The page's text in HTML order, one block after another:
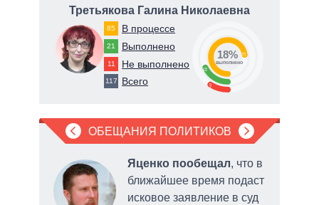
Третьякова Галина Николаевна
85 В процессе
21 Выполнено
11 Не выполнено
117 Всего 9
18
73
18%
выполнено
ОБЕЩАНИЯ ПОЛИТИКОВ
Яценко пообещал, что в
ближайшее время подаст
исковое заявление в суд